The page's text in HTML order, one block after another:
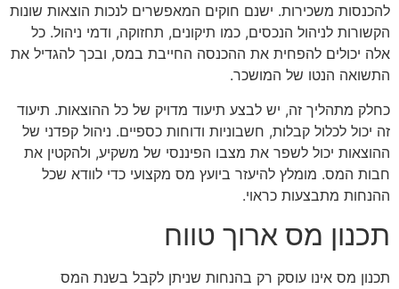
להכנסות משכירות. ישנם חוקים המאפשרים לנכות הוצאות שונות
הקשורות לניהול הנכסים, כמו תיקונים, תחזוקה, ודמי ניהול. כל
אלה יכולים להפחית את ההכנסה החייבת במס, ובכך להגדיל את
התשואה הנטו של המושכר.
כחלק מתהליך זה, יש לבצע תיעוד מדויק של כל ההוצאות. תיעוד
זה יכול לכלול קבלות, חשבוניות ודוחות כספיים. ניהול קפדני של
ההוצאות יכול לשפר את מצבו הפיננסי של משקיע, ולהקטין את
חבות המס. מומלץ להיעזר ביועץ מס מקצועי כדי לוודא שכל
ההנחות מתבצעות כראוי.
תכנון מס ארוך טווח
תכנון מס אינו עוסק רק בהנחות שניתן לקבל בשנת המס